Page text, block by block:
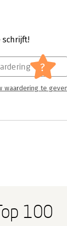
schrijft!
?
waardering te
100